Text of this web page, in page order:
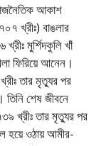
আকাশ
খ্রীঃ) বাঙলার
মুর্শিদকুলি খাঁ
ফিরিয়ে আনেন।
তার মৃত্যুর পর
তিনি শেষ জীবনে
খ্রীঃ তার মৃত্যুর পর
হয়ে ওঠায় আমীর-